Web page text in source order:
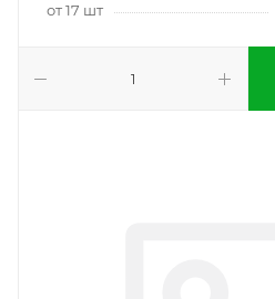
от 17 шт